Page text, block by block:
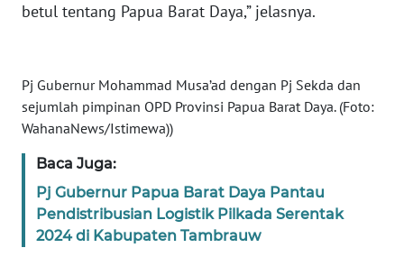
betul tentang Papua Barat Daya,” jelasnya.
Pj Gubernur Mohammad Musa’ad dengan Pj Sekda dan
sejumlah pimpinan OPD Provinsi Papua Barat Daya. (Foto:
WahanaNews/Istimewa))
Baca Juga:
Pj Gubernur Papua Barat Daya Pantau
Pendistribusian Logistik Pilkada Serentak
2024 di Kabupaten Tambrauw
WN
WN
BANTEN
NTT
WN
KEPRI